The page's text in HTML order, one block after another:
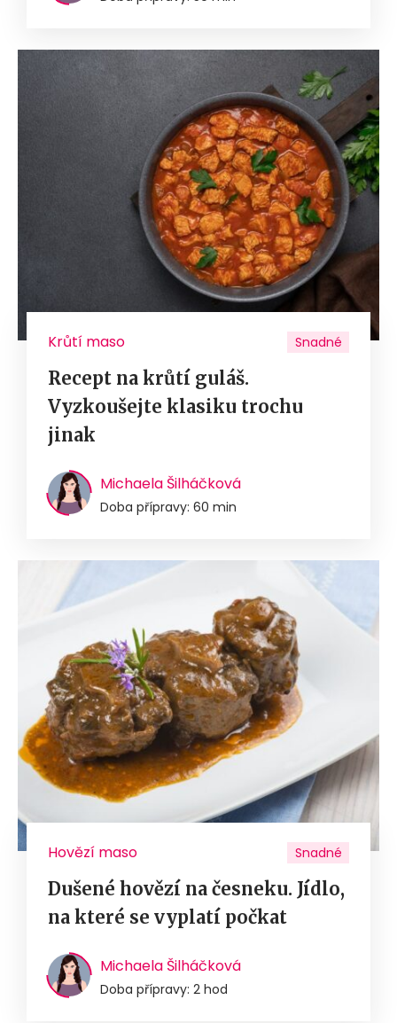
Krůtí maso Snadné
Recept na krůtí guláš.
Vyzkoušejte klasiku trochu
jinak
Michaela Šilháčková
Doba přípravy: 60 min
Hovězí maso Snadné
Dušené hovězí na česneku. Jídlo,
na které se vyplatí počkat
Michaela Šilháčková
Doba přípravy: 2 hod